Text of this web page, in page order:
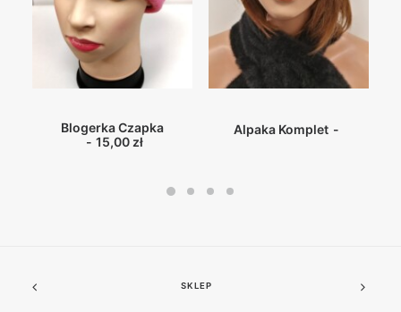
WYBIERZ OPCJE
Blogerka Czapka
15,00 zł
DOWIEDZ SIĘ WIĘCEJ
Alpaka Komplet
SKLEP